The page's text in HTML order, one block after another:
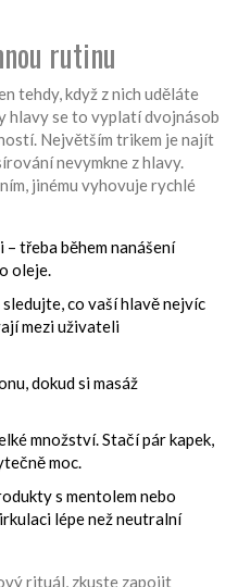
rutinu
tehdy, když z nich uděláte
hlavy se to vyplatí dvojnásob
Největším trikem je najít
nevymkne z hlavy.
jinému vyhovuje rychlé
třeba během nanášení
oleje.
co vaší hlavě nejvíc
mezi uživateli
dokud si masáž
množství. Stačí pár kapek,
moc.
s mentolem nebo
lépe než neutralní
rituál, zkuste zapojit